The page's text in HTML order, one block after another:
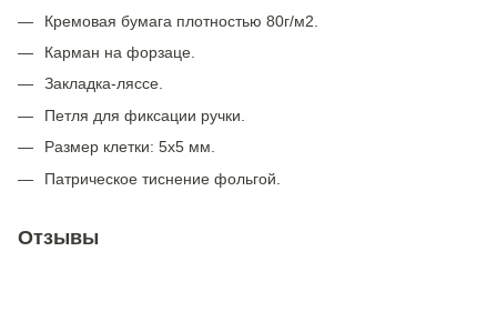
Кремовая бумага плотностью 80г/м2.
Карман на форзаце.
Закладка-ляссе.
Петля для фиксации ручки.
Размер клетки: 5х5 мм.
Патрическое тиснение фольгой.
Отзывы